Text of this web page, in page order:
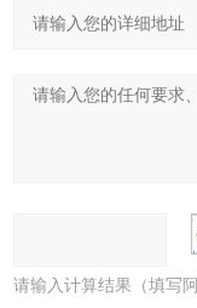
请输入计算结果（填写